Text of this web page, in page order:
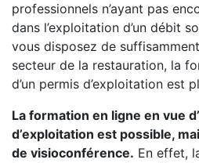
professionnels n’ayant pas
dans l’exploitation d’un débit
vous disposez de
secteur de la restauration, la
d’un permis d’exploitation est
La formation en ligne en vue
d’exploitation est possible,
de visioconférence. En effet,